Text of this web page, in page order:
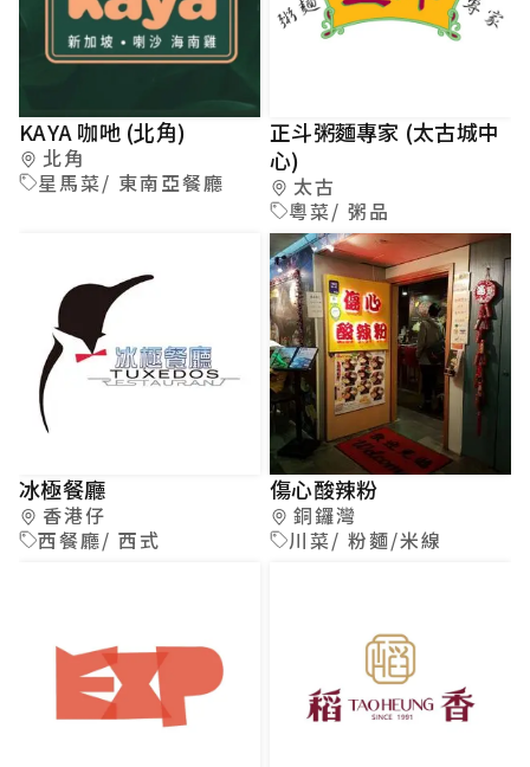
KAYA 咖吔 (北角)
北角
星馬菜/ 東南亞餐廳
正斗粥麵專家 (太古城中
心)
太古
粵菜/ 粥品
冰極餐廳
香港仔
西餐廳/ 西式
傷心酸辣粉
銅鑼灣
川菜/ 粉麵/米線